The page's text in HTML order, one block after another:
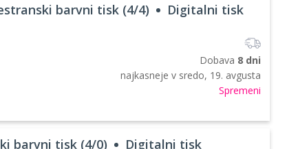
barvni tisk (4/4) Digitalni tisk
Dobava 8 dni
najkasneje v sredo, 19. avgusta
Spremeni
barvni tisk (4/0) Digitalni tisk